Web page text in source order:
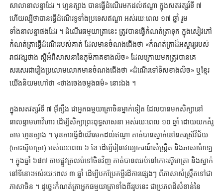
សាលានាលន្ទាដែរ ។ ហួនត្សាង បានធ្វើដំណើរមកដល់ឥណ្ឌា ក្នុងសតវត្សរ៍ទី ៧
ហើយល្បីថាបានធ្វើដំណើរទូទាំងប្រទេសឥណ្ឌា អស់រយៈពេល ១៧ ឆ្នាំ រួម
ទាំងនាលន្ទាផងដែរ ។ ដំណើរធម្មយាត្រានេះ ត្រូវបានធ្វើកំណត់ត្រាទុក ក្នុងសៀវភៅ
កំណត់ត្រាធ្វើដំណើររបស់គាត់ ដែលមានចំណងជើងថា «កំណត់ត្រាដ៏អស្ចារ្យរបស់
រាជវង្សថាង ស្តីអំពីសាសនានៃភូមិភាគខាងលិច» ដែលក្រោយមកត្រូវបានគេ
សរសេរជារឿងប្រលោមលោកមានចំណងជើងថា «ដំណើរទៅទិសខាងលិច» ឬខ្មែរ
យើងនិយមហៅថា «ថាងចេងចម្លងធម៌» នោះឯង ។
ក្នុងសតវត្សរ៍ទី ៧ អ៊ីត្សឹង ជាអ្នកធម្មយាត្រាចិនម្នាក់ទៀត ដែលបានមកសិក្សានៅ
នាលន្ទាមហាវិហារ ដើម្បីសិក្សាព្រះពុទ្ធសាសនា អស់រយៈពេល ១០ ឆ្នាំ ដោយយកគំរូ
តាម ហួនត្សាង ។ មុនការធ្វើដំណើរមកដល់ឥណ្ឌា គាត់បានស្នាក់នៅនគរស្រីវិជ័យ
(កោះស៊ូមាត្រា) អស់យរៈពេល ៦ ខែ ដើម្បីរៀនវេយ្យាករណ៍សំស្ក្រឹត និងភាសាម៉ាឡេ
។ ក្នុងឆ្នាំ ៦៨៧ តាមផ្លូវត្រលប់ទៅចិនវិញ គាត់បានឈប់នៅកោះស៊ូមាត្រា និងស្នាក់
នៅទីនោះអស់រយៈពេល ៣ ឆ្នាំ ដើម្បីបកប្រែគម្ពីរដីការផ្សេងៗ ពីភាសាសំស្ក្រឹតទៅជា
ភាសាចិន ។ ដូច្នេះកំណត់ត្រាអ្នកធម្មយាត្រាទាំងពីររូបនេះ ជាប្រភពដ៏សំខាន់នៃ